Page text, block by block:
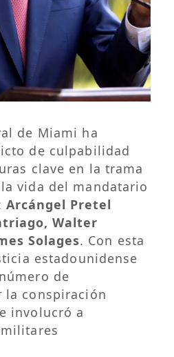
de Miami ha
de culpabilidad
clave en la trama
vida del mandatario
Arcángel Pretel
Walter
Solages. Con esta
estadounidense
de
la conspiración
involucró a